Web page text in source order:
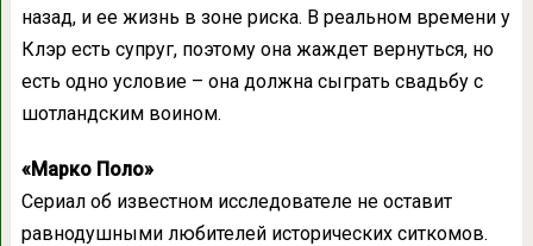
назад, и ее жизнь в зоне риска. В реальном времени у
Клэр есть супруг, поэтому она жаждет вернуться, но
есть одно условие – она должна сыграть свадьбу с
шотландским воином.
«Марко Поло»
Сериал об известном исследователе не оставит
равнодушными любителей исторических ситкомов.